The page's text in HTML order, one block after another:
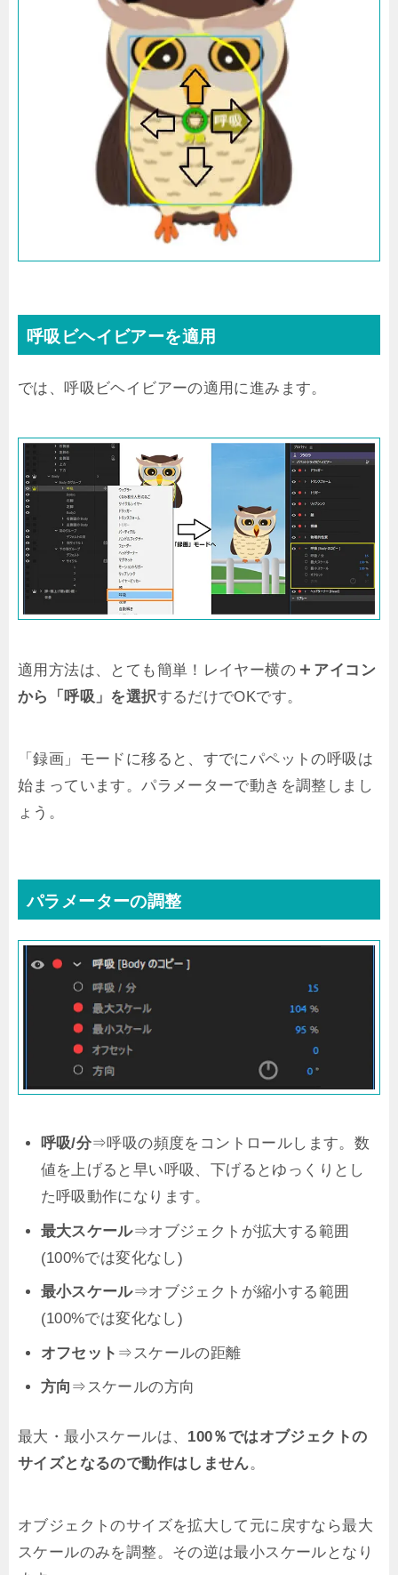
呼吸ビヘイビアーを適用
では、呼吸ビヘイビアーの適用に進みます。
適用方法は、とても簡単！レイヤー横の ＋ アイコン
から「呼吸」を選択するだけでOKです。
「録画」モードに移ると、すでにパペットの呼吸は
始まっています。パラメーターで動きを調整しまし
ょう。
パラメーターの調整
呼吸/分⇒呼吸の頻度をコントロールします。数
値を上げると早い呼吸、下げるとゆっくりとし
た呼吸動作になります。
最大スケール⇒オブジェクトが拡大する範囲
(100%では変化なし)
最小スケール⇒オブジェクトが縮小する範囲
(100%では変化なし)
オフセット ⇒スケールの距離
方向 ⇒スケールの方向
最大・最小スケールは、 100％ではオブジェクトの
サイズとなるので動作はしません。
オブジェクトのサイズを拡大して元に戻すなら最大
スケールのみを調整。その逆は最小スケールとなり